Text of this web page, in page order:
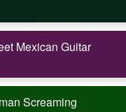
Mexican Guitar
Screaming